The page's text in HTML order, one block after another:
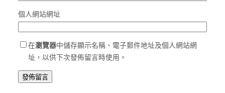
個人網站網址
在瀏覽器中儲存顯示名稱、電子郵件地址及個人網站網
址，以供下次發佈留言時使用。